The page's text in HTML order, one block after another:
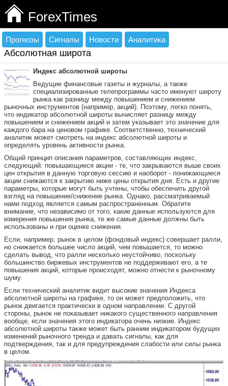
ForexTimes
Прогнозы Сигналы Новости Аналитика
Абсолютная широта
Индекс абсолютной широты
Ведущие финансовые газеты и журналы, а также
специализированные телепрограммы часто именуют широту
рынка как разницу между повышением и снижением
рыночных инструментов (например, акций). Поэтому, легко понять,
что индикатор абсолютной широты вычисляет разницу между
повышением и снижением акций и затем указывает это значение для
каждого бара на ценовом графике. Соответственно, технический
аналитик может смотреть на индекс абсолютной широты и
определять уровень активности рынка.
Общий принцип описания параметров, составляющих индекс,
следующий: повышающиеся акции - те, что закрываются выше своих
цен открытия в данную торговую сессию и наоборот - понижающиеся
акции снижаются к закрытию ниже цены открытия дня. Есть и другие
параметры, которые могут быть учтены, чтобы обеспечить другой
взгляд на повышение/снижение рынка. Однако, рассматриваемый
нами подход является самым распространенным. Обратите
внимание, что независимо от того, какие данные используются для
измерения повышения рынка, те же самые данные должны быть
использованы и при оценке снижения.
Если, например, рынок в целом (фондовый индекс) совершает ралли,
но снижается большее число акций, чем повышается, то можно
сделать вывод, что ралли несколько неустойчиво, поскольку
большинство биржевых инструментов не поддерживают его, а те
повышения акций, которые происходят, можно отнести к рыночному
шуму.
Если технический аналитик видит высокие значения Индекса
абсолютной широты на графике, то он может предположить, что
рынок двигается практически в одном направлении. С другой
стороны, рынок не показывает никакого существенного направления
вообще, если значения этого индикатора очень низкие. Индекс
абсолютной широты также может быть ранним индикатором будущих
изменений рыночного тренда и давать сигналы, как для
подтверждения, так и для предупреждения слабости или силы рынка
в целом.